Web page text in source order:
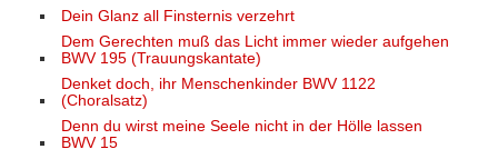
Dein Glanz all Finsternis verzehrt
Dem Gerechten muß das Licht immer wieder aufgehen
BWV 195 (Trauungskantate)
Denket doch, ihr Menschenkinder BWV 1122
(Choralsatz)
Denn du wirst meine Seele nicht in der Hölle lassen
BWV 15